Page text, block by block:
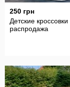
250 грн
Детские кроссовки
распродажа